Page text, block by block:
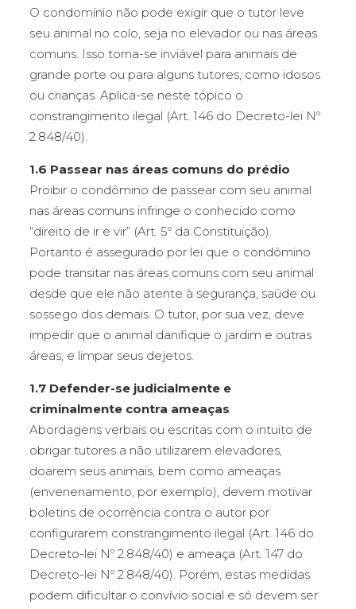
O condomínio não pode exigir que o tutor leve
seu animal no colo, seja no elevador ou nas áreas
comuns. Isso torna-se inviável para animais de
grande porte ou para alguns tutores, como idosos
ou crianças. Aplica-se neste tópico o
constrangimento ilegal (Art. 146 do Decreto-lei Nº
2.848/40).
1.6 Passear nas áreas comuns do prédio
Proibir o condômino de passear com seu animal
nas áreas comuns infringe o conhecido como
“direito de ir e vir” (Art. 5º da Constituição).
Portanto é assegurado por lei que o condômino
pode transitar nas áreas comuns com seu animal
desde que ele não atente à segurança, saúde ou
sossego dos demais. O tutor, por sua vez, deve
impedir que o animal danifique o jardim e outras
áreas, e limpar seus dejetos.
1.7 Defender-se judicialmente e
criminalmente contra ameaças
Abordagens verbais ou escritas com o intuito de
obrigar tutores a não utilizarem elevadores,
doarem seus animais, bem como ameaças
(envenenamento, por exemplo), devem motivar
boletins de ocorrência contra o autor por
configurarem constrangimento ilegal (Art. 146 do
Decreto-lei Nº 2.848/40) e ameaça (Art. 147 do
Decreto-lei Nº 2.848/40). Porém, estas medidas
podem dificultar o convívio social e só devem ser